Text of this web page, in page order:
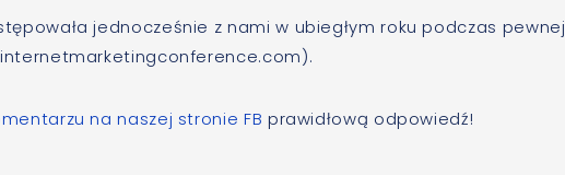
jednocześnie z nami w ubiegłym roku podczas pewnej
na naszej stronie FB prawidłową odpowiedź!